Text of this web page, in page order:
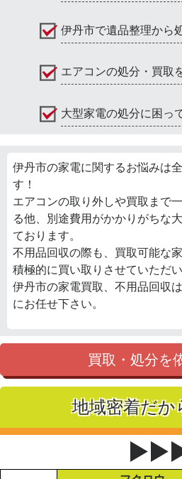
伊丹市で遺品整理から
エアコンの処分・買取
大型家電の処分に困っ
伊丹市の家電に関するお悩みは
す！
エアコンの取り外しや買取まで
る他、別途費用がかかりがちな
ております。
不用品回収の際も、買取可能な
積極的に買い取りさせていただい
伊丹市の家電買取、不用品回収
にお任せ下さい。
買取・処分を
地域密着だか